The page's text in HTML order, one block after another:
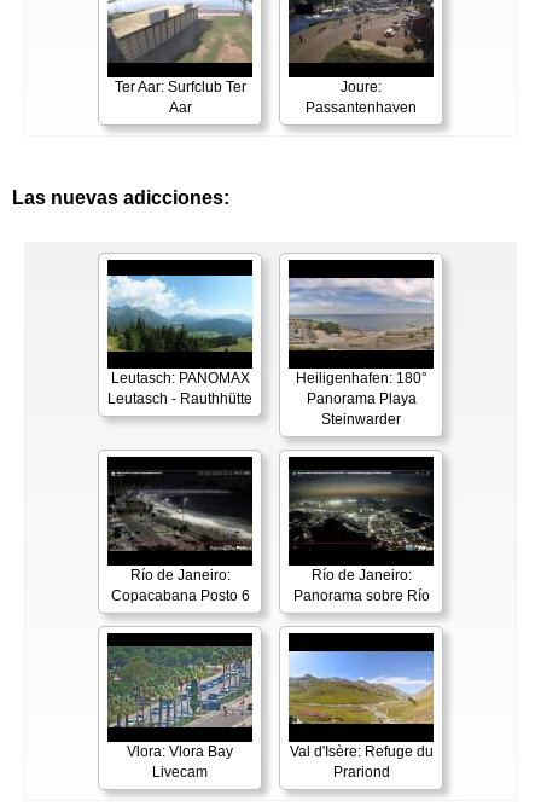
Ter Aar: Surfclub Ter
Aar
Joure:
Passantenhaven
Las nuevas adicciones:
Leutasch: PANOMAX
Leutasch - Rauthhütte
Heiligenhafen: 180°
Panorama Playa
Steinwarder
Río de Janeiro:
Copacabana Posto 6
Río de Janeiro:
Panorama sobre Río
Vlora: Vlora Bay
Livecam
Val d'Isère: Refuge du
Prariond